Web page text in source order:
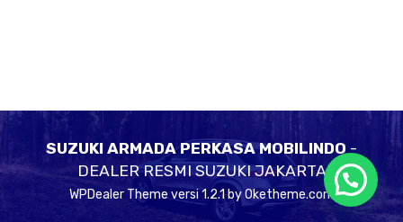
SUZUKI ARMADA PERKASA MOBILINDO-
DEALER RESMI SUZUKI JAKARTA
WPDealer Themeversi 1.2.1 by Oketheme.com